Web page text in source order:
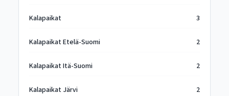
Kalapaikat 3
Kalapaikat Etelä-Suomi 2
Kalapaikat Itä-Suomi 2
Kalapaikat Järvi 2